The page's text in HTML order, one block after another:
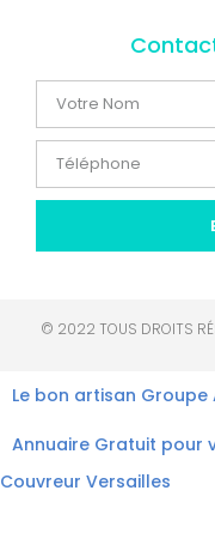
© 2022 TOUS DROITS
Le bon artisan Groupe
Annuaire Gratuit pour
Couvreur Versailles